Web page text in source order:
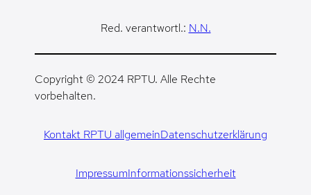
Red. verantwortl.: N.N.
Copyright © 2024 RPTU. Alle Rechte
vorbehalten.
Kontakt RPTU allgemeinDatenschutzerklärung
ImpressumInformationssicherheit